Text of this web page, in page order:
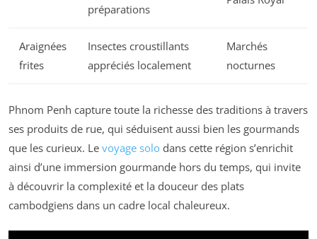
préparations
Araignées
frites
Insectes croustillants
appréciés localement
Marchés
nocturnes
Phnom Penh capture toute la richesse des traditions à travers
ses produits de rue, qui séduisent aussi bien les gourmands
que les curieux. Le voyage solo dans cette région s’enrichit
ainsi d’une immersion gourmande hors du temps, qui invite
à découvrir la complexité et la douceur des plats
cambodgiens dans un cadre local chaleureux.